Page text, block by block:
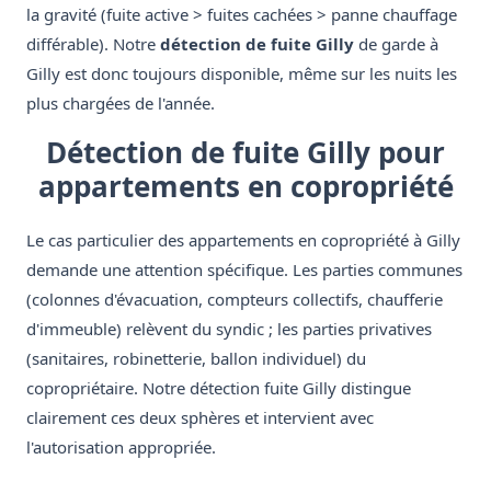
la gravité (fuite active > fuites cachées > panne chauffage
différable). Notre détection de fuite Gilly de garde à
Gilly est donc toujours disponible, même sur les nuits les
plus chargées de l'année.
Détection de fuite Gilly pour
appartements en copropriété
Le cas particulier des appartements en copropriété à Gilly
demande une attention spécifique. Les parties communes
(colonnes d'évacuation, compteurs collectifs, chaufferie
d'immeuble) relèvent du syndic ; les parties privatives
(sanitaires, robinetterie, ballon individuel) du
copropriétaire. Notre détection fuite Gilly distingue
clairement ces deux sphères et intervient avec
l'autorisation appropriée.